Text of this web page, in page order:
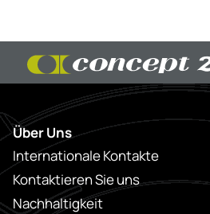
Über Uns
Internationale Kontakte
Kontaktieren Sie uns
Nachhaltigkeit